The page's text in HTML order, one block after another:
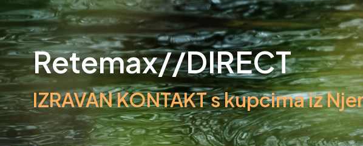
Retemax//DIRECT
IZRAVAN KONTAKT s kupcima iz